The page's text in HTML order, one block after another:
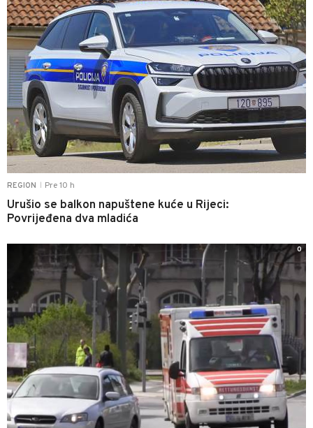
REGION Pre 10 h
Urušio se balkon napuštene kuće u Rijeci:
Povrijeđena dva mladića
0